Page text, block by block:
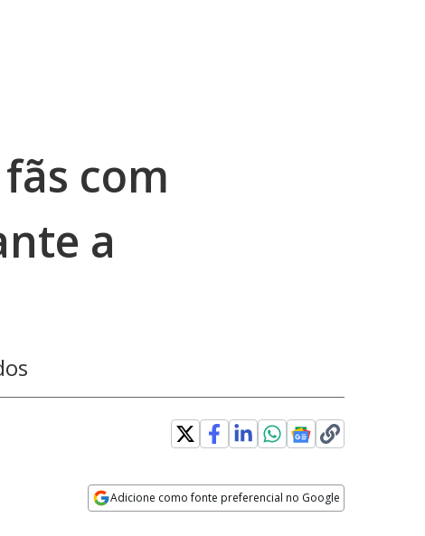
com
a
Adicione como fonte preferencial no Google